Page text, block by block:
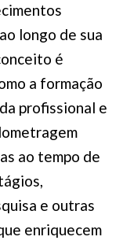
longo de sua
é
a formação
profissional e
ao tempo de
e outras
enriquecem